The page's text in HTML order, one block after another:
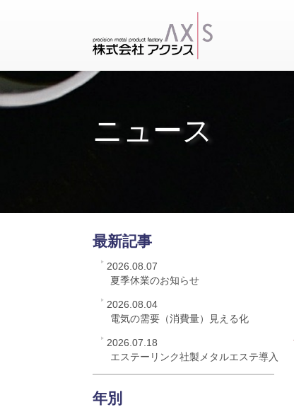
ニュース
最新記事
2026.08.07
夏季休業のお知らせ
2026.08.04
電気の需要（消費量）見える化
2026.07.18
エステーリンク社製メタルエステ導入
年別